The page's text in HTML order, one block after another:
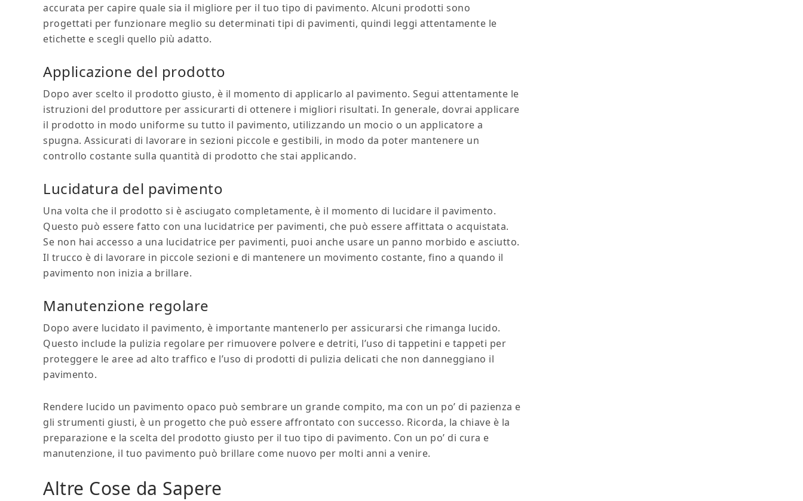
accurata per capire quale sia il migliore per il tuo tipo di pavimento. Alcuni prodotti sono
progettati per funzionare meglio su determinati tipi di pavimenti, quindi leggi attentamente le
etichette e scegli quello più adatto.
Applicazione del prodotto
Dopo aver scelto il prodotto giusto, è il momento di applicarlo al pavimento. Segui attentamente le
istruzioni del produttore per assicurarti di ottenere i migliori risultati. In generale, dovrai applicare
il prodotto in modo uniforme su tutto il pavimento, utilizzando un mocio o un applicatore a
spugna. Assicurati di lavorare in sezioni piccole e gestibili, in modo da poter mantenere un
controllo costante sulla quantità di prodotto che stai applicando.
Lucidatura del pavimento
Una volta che il prodotto si è asciugato completamente, è il momento di lucidare il pavimento.
Questo può essere fatto con una lucidatrice per pavimenti, che può essere affittata o acquistata.
Se non hai accesso a una lucidatrice per pavimenti, puoi anche usare un panno morbido e asciutto.
Il trucco è di lavorare in piccole sezioni e di mantenere un movimento costante, fino a quando il
pavimento non inizia a brillare.
Manutenzione regolare
Dopo avere lucidato il pavimento, è importante mantenerlo per assicurarsi che rimanga lucido.
Questo include la pulizia regolare per rimuovere polvere e detriti, l’uso di tappetini e tappeti per
proteggere le aree ad alto traffico e l’uso di prodotti di pulizia delicati che non danneggiano il
pavimento.
Rendere lucido un pavimento opaco può sembrare un grande compito, ma con un po’ di pazienza e
gli strumenti giusti, è un progetto che può essere affrontato con successo. Ricorda, la chiave è la
preparazione e la scelta del prodotto giusto per il tuo tipo di pavimento. Con un po’ di cura e
manutenzione, il tuo pavimento può brillare come nuovo per molti anni a venire.
Altre Cose da Sapere